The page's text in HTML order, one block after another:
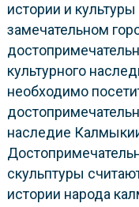
истории и
замечательном
культурного
необходимо
наследие
скульптуры
истории народа